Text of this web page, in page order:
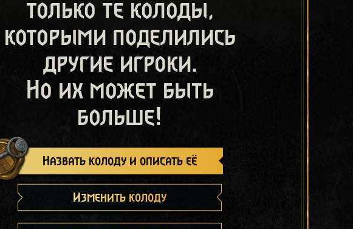
только те колоды,
которыми поделились
другие игроки.
Но их может быть
больше!
Назвать колоду и описать её
Изменить колоду